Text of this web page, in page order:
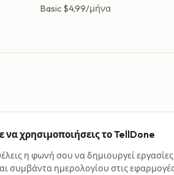
Basic $4,99/μήνα
να χρησιμοποιήσεις το TellDone
η φωνή σου να δημιουργεί εργασίες
συμβάντα ημερολογίου στις